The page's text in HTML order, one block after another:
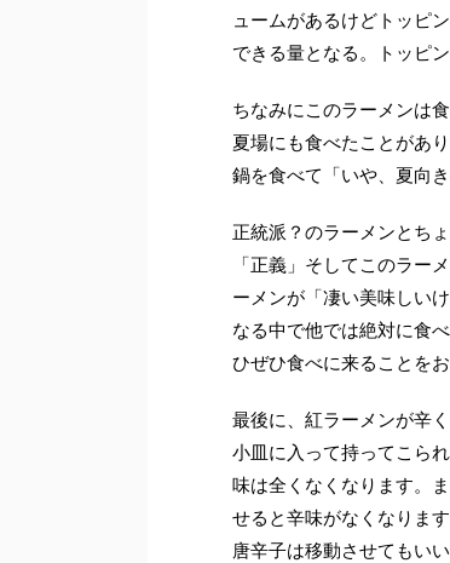
ュームがあるけどトッピ
できる量となる。トッピ
ちなみにこのラーメンは
夏場にも食べたことがあ
鍋を食べて「いや、夏向
正統派？のラーメンとち
「正義」そしてこのラー
ーメンが「凄い美味しい
なる中で他では絶対に食
ひぜひ食べに来ることをお
最後に、紅ラーメンが辛
小皿に入って持ってこら
味は全くなくなります。
せると辛味がなくなりま
唐辛子は移動させてもい